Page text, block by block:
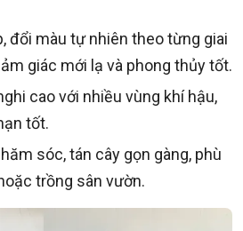
đổi màu tự nhiên theo từng giai
giác mới lạ và phong thủy tốt.
cao với nhiều vùng khí hậu,
tốt.
sóc, tán cây gọn gàng, phù
trồng sân vườn.